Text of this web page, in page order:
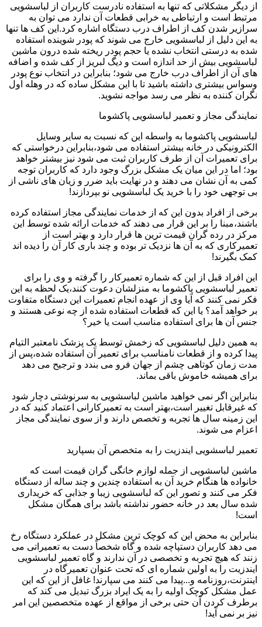
از دیگر مشکلاتی که تنها به استفاده نادرست کاربران از لباسشویی
مرتبط است و ارتباطی به خرابی قطعات آن ندارد می توان به
سرازیر شدن کف از اطراف درب دستگاه اشاره کرد.این کف ها تنها
به این دلیل از لباسشویی خارج می شوند که پودر شوینده استفاده
شده به درستی انتخاب نشده یا حجم پودر ریخته شده درون ماشین
لباسشویی بیش از حد اندازه است و دیگ لبریز از کف شده و اضافه
های آن از اطراف درب خارج می شود؛ بنابراین در انتخاب نوع پودر
وسواس بیشتری داشته باشید تا با این مشکل ساده که در وهله اول
نگران کننده به نظر می رسد مواجه نشوید.
نمایندگی مجاز و تعمیر لباسشویی پاکشوما
لباسشویی پاکشوما به واسطه این که نسبت به سایر وسایل
الکترونیکی در خانه بیشتر استفاده می شود،بنابراین درخواستی که
برای تعمیرات آن از طرف کاربران ثبت می شود نیز بیشتر خواهد
بود؛ اما در این میان یک مشکل بزرگ وجود دارد که کاربران توجه
کمی به آن نشان می دهند و در نهایت باید ضرر و زیان های ناشی از
بی توجهی خود را با خرید یک لباسشویی نو بپردازند!
برخی از افراد بدون این که از خدمات نمایندگی مجاز استفاده کرده
باشند،مبنا را بر این قرار می دهند که خدمات ارائه شده توسط این
مرکز در رده گران قیمت ترین ها قرار دارد و بهتر است از
تعمیرکاری که به آن ها نزدیک تر بوده و چند باری کار آن را دیده اند
کمک بگیرند!
این افراد قبل از این که شماره تعمیرکار را گرفته و وی را برای
تعمیر لباسشویی پاکشوما به منزلشان دعوت کنند،یک لحظه به این
فکر نمی کنند که آیا وی از عهده انجام تعمیرات این دستگاه متفاوت
بر خواهد آمد؟ یا این که قطعات استفاده شده از چه نوعی هستند و
جنس آن ها برای استفاده مناسب است یا خیر؟
به همین دلیل لباسشویی که زخمش توسط یک پزشک نامعتبر التیام
پیدا کرده و از قطعات نامناسب برای تعمیر آن استفاده شده،پس از
مدت زمان کوتاهی چشم از جهان فرو می بندد و ترجیح می دهد
برای همیشه خاموش باقی بماند.
بنابراین اگر نمی خواهید ماشین لباسشویی به سرنوشتی دچار شود
که غیرقابل تغییر است،بهتر است به تعمیرکارانی اعتماد کنید که در
این زمینه سال ها تجربه و تخصص دارند و از سوی نمایندگی مجاز
اعزام می شوند.
تعمیر لباسشویی ایندزیت را به متخصص آن بسپارید
ماشین لباسشویی از جمله لوازم خانگی گران قیمت است که
خانواده ها هنگام خرید آن به استفاده چندین و چند ساله از دستگاه
فکر می کنند و تصور این که لباسشویی زیبا و جذابی که خریداری
شده سال بعد در خانه حضور نداشته باشد برای همگان مشکل
است!
بنابراین به محض این که کوچک ترین مشکل در عملکرد دستگاه رخ
می دهد کاربران دستپاچه شده و گاه شخصاً دست به تعمیراتی می
زنند که هیچ تجربه و تخصصی در آن ندارند و گاه تعمیر لباسشویی
ایندزیت را به اولین شماره ای که تحت عنوان تعمیرگاه در
اینترنت،روزنامه و...پیدا می کنند می سپارند! غافل از این که این
عمل مشکل کوچک اولیه را به یک ایراد بزرگ تبدیل می کند که
برطرف کردن آن حتی برخی از مواقع از عهده متخصصین این امر
نیز بر نمی آید!